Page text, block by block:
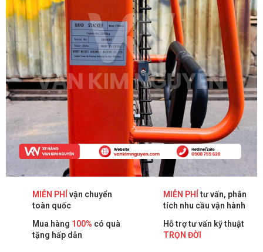
MIỄN PHÍ vận chuyển
toàn quốc
MIỄN PHÍ tư vấn, phân
tích nhu cầu vận hành
Mua hàng 100% có quà
tặng hấp dẫn
Hỗ trợ tư vấn kỹ thuật
TRỌN ĐỜI